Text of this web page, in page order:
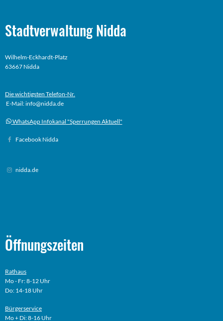
Stadtverwaltung Nidda
Wilhelm-Eckhardt-Platz
63667 Nidda
Die wichtigsten Telefon-Nr.
E-Mail: info@nidda.de
WhatsApp Infokanal "Sperrungen Aktuell"
Facebook Nidda
nidda.de
Öffnungszeiten
Rathaus
Mo - Fr: 8-12 Uhr
Do: 14-18 Uhr
Bürgerservice
Mo + Di: 8-16 Uhr